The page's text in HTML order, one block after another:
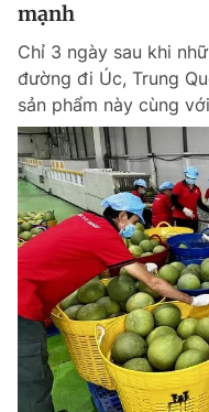
mạnh
Chỉ 3 ngày sau khi
đường đi Úc, Trung
sản phẩm này cùng